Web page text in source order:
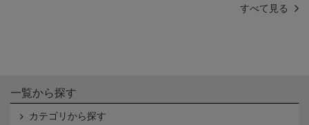
すべて見る
一覧から探す
カテゴリから探す